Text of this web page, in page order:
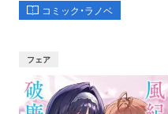
コミック・ラノベ
フェア